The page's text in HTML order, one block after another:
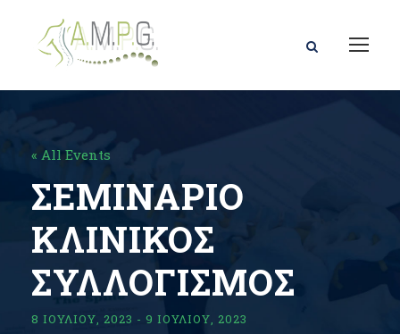
« All Events
ΣΕΜΙΝΑΡΙΟ
ΚΛΙΝΙΚΟΣ
ΣΥΛΛΟΓΙΣΜΟΣ
8 ΙΟΥΛΊΟΥ, 2023 - 9 ΙΟΥΛΊΟΥ, 2023